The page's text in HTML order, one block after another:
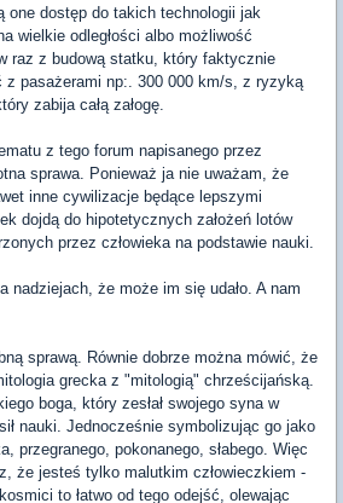
one dostęp do takich technologii jak
wielkie odległości albo możliwość
raz z budową statku, który faktycznie
z pasażerami np:. 300 000 km/s, z ryzyką
zabija całą załogę.
z tego forum napisanego przez
sprawa. Ponieważ ja nie uważam, że
inne cywilizacje będące lepszymi
dojdą do hipotetycznych założeń lotów
przez człowieka na podstawie nauki.
nadziejach, że może im się udało. A nam
sprawą. Równie dobrze można mówić, że
grecka z "mitologią" chrześcijańską.
boga, który zesłał swojego syna w
nauki. Jednocześnie symbolizując go jako
przegranego, pokonanego, słabego. Więc
że jesteś tylko malutkim człowieczkiem -
to łatwo od tego odejść, olewając